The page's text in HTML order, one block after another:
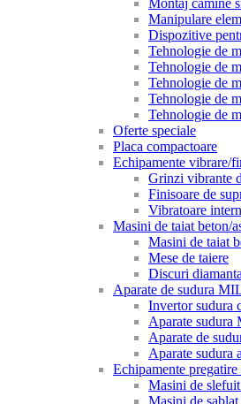
Montaj camine
Manipulare
Dispozitive
Tehnologie de
Tehnologie de
Tehnologie de
Tehnologie de
Tehnologie de
Oferte speciale
Placa compactoare
Echipamente vibrare/
Grinzi vibrante
Finisoare de
Vibratoare
Masini de taiat beton/
Masini de taiat
Mese de taiere
Discuri
Aparate de sudura
Invertor sudura
Aparate
Aparate de
Aparate sudura
Echipamente
Masini de